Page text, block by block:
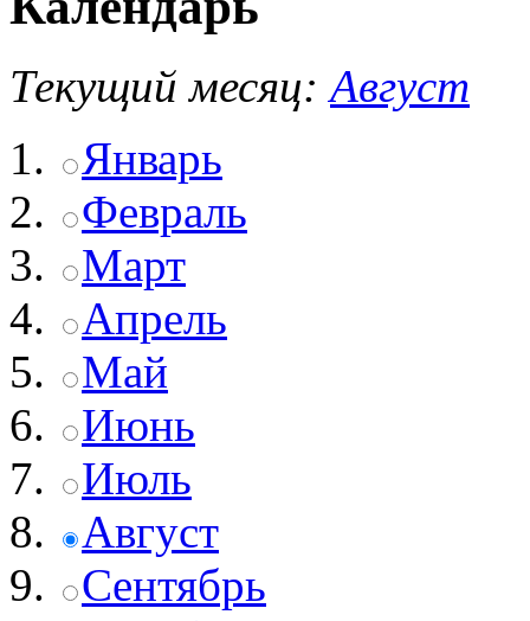
Текущий месяц: Август
Январь
Февраль
Март
Апрель
Май
Июнь
Июль
Август
Сентябрь